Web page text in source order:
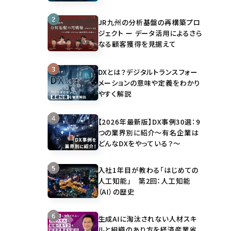
JR九州の分析基盤の再構築プロ
ジェクト ー データ活用によるさら
なる顧客獲得を見据えて
DXとは？デジタルトランスフォー
メーションの意味や定義をわかり
やすく解説
【2026年最新版】DX事例30選：9
つの業界別に紹介～有名企業は
どんなDXをやっている？～
入社1年目が教わる「はじめての
人工知能」 第2回：人工知能
（AI）の歴史
生成AIに淘汰されない人材スキ